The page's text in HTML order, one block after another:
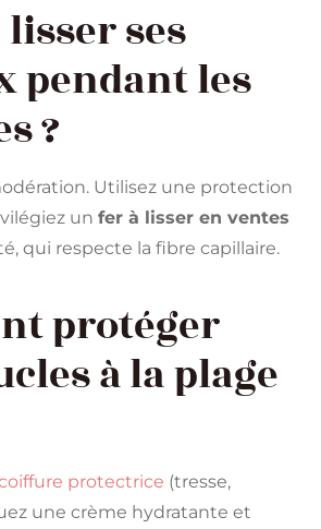
ses
pendant les
?
Utilisez une protection
un fer à lisser en ventes
qui respecte la fibre capillaire.
protéger
à la plage
protectrice (tresse,
une crème hydratante et